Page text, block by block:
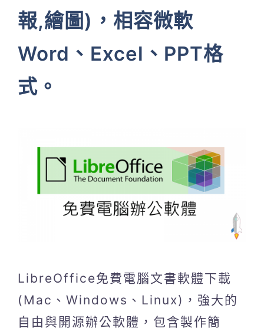
報,繪圖)，相容微軟
Word、Excel、PPT格
式。
LibreOffice免費電腦文書軟體下載
(Mac、Windows、Linux)，強大的
自由與開源辦公軟體，包含製作簡